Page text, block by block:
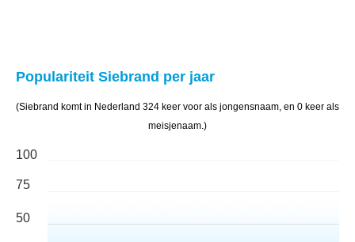
Populariteit Siebrand per jaar
(Siebrand komt in Nederland 324 keer voor als jongensnaam, en 0 keer als
meisjenaam.)
100
75
50